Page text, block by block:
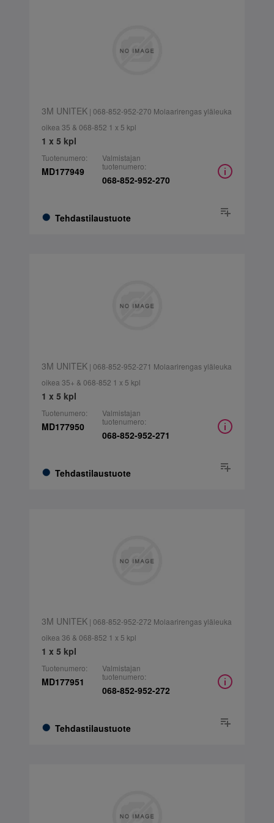
3M UNITEK| 068-852-952-270 Molaarirengas yläleuka
oikea 35 & 068-852 1 x 5 kpl
1 x 5 kpl
Tuotenumero:
MD177949
Tehdastilaustuote
Valmistajan
tuotenumero:
068-852-952-270
3M UNITEK| 068-852-952-271 Molaarirengas yläleuka
oikea 35+ & 068-852 1 x 5 kpl
1 x 5 kpl
Tuotenumero:
MD177950
Tehdastilaustuote
Valmistajan
tuotenumero:
068-852-952-271
3M UNITEK| 068-852-952-272 Molaarirengas yläleuka
oikea 36 & 068-852 1 x 5 kpl
1 x 5 kpl
Tuotenumero:
MD177951
Tehdastilaustuote
Valmistajan
tuotenumero:
068-852-952-272